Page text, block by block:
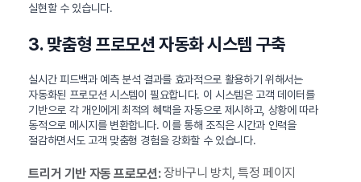
실현할 수 있습니다.
3. 맞춤형 프로모션 자동화 시스템 구축
실시간 피드백과 예측 분석 결과를 효과적으로 활용하기 위해서는
자동화된 프로모션 시스템이 필요합니다. 이 시스템은 고객 데이터를
기반으로 각 개인에게 최적의 혜택을 자동으로 제시하고, 상황에 따라
동적으로 메시지를 변환합니다. 이를 통해 조직은 시간과 인력을
절감하면서도 고객 맞춤형 경험을 강화할 수 있습니다.
트리거 기반 자동 프로모션:장바구니 방치, 특정 페이지